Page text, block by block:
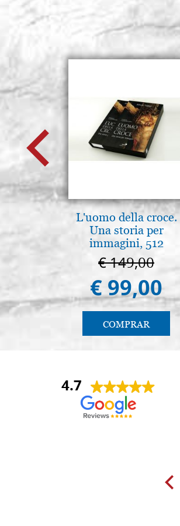
L'uomo della croce.
Una storia per
immagini, 512
páginas
€ 149,00
€ 99,00
COMPRAR
4.7
Anna Maria Negri